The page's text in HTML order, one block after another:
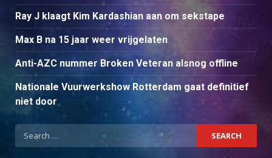
Ray J klaagt Kim Kardashian aan om sekstape
Max B na 15 jaar weer vrijgelaten
Anti-AZC nummer Broken Veteran alsnog offline
Nationale Vuurwerkshow Rotterdam gaat definitief
niet door
Search
for: